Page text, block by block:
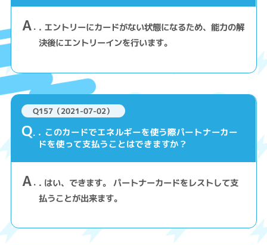
A . エントリーにカードがない状態になるため、能力の解
決後にエントリーインを行います。
Q157（2021-07-02）
Q . このカードでエネルギーを使う際パートナーカー
ドを使って支払うことはできますか？
A . はい、できます。 パートナーカードをレストして支
払うことが出来ます。